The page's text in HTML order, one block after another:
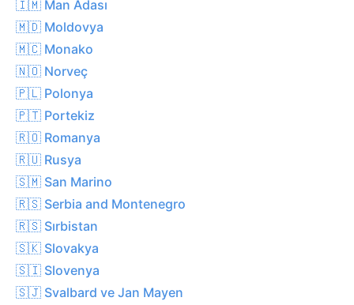
🇮🇲 Man Adası
🇲🇩 Moldovya
🇲🇨 Monako
🇳🇴 Norveç
🇵🇱 Polonya
🇵🇹 Portekiz
🇷🇴 Romanya
🇷🇺 Rusya
🇸🇲 San Marino
🇷🇸 Serbia and Montenegro
🇷🇸 Sırbistan
🇸🇰 Slovakya
🇸🇮 Slovenya
🇸🇯 Svalbard ve Jan Mayen